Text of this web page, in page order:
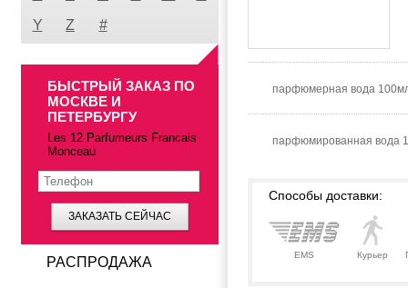
парфюмерная вода
парфюмированная вода
Способы доставки:
EMS Курьер
Y
Z #
БЫСТРЫЙ ЗАКАЗ ПО
МОСКВЕ И
ПЕТЕРБУРГУ
Les 12 Parfumeurs Francais
Monceau
ЗАКАЗАТЬ СЕЙЧАС
РАСПРОДАЖА